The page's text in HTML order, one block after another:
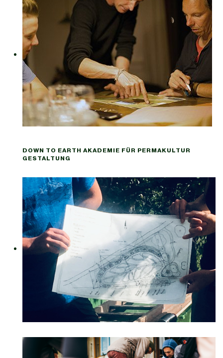
DOWN TO EARTH AKADEMIE FÜR PERMAKULTUR
GESTALTUNG